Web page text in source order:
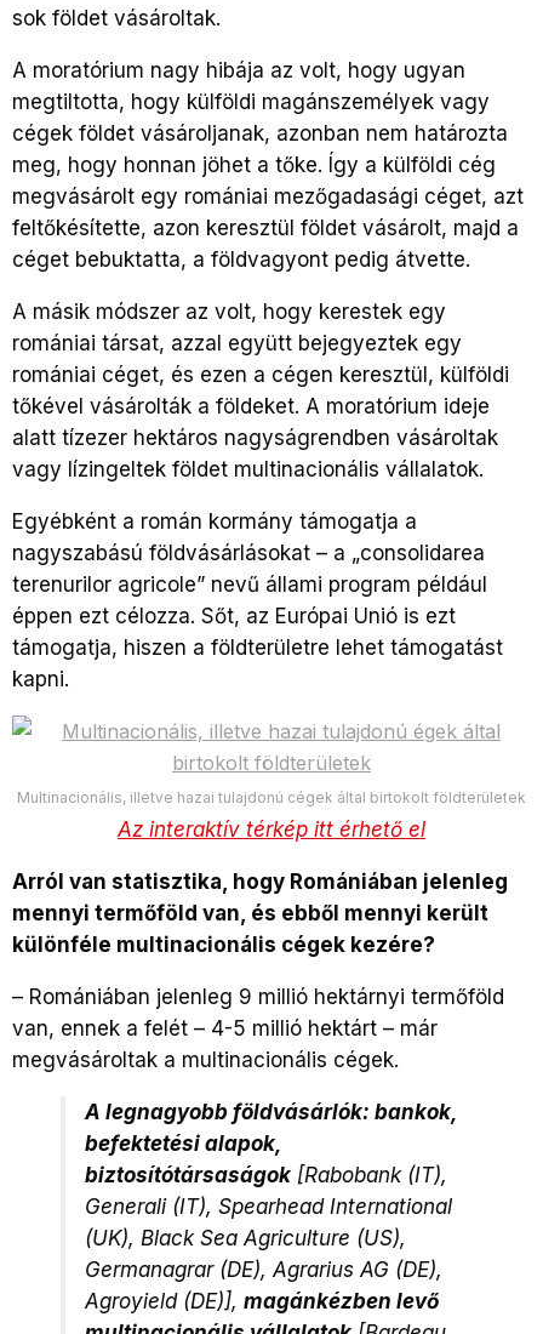
sok földet vásároltak.
A moratórium nagy hibája az volt, hogy ugyan
megtiltotta, hogy külföldi magánszemélyek vagy
cégek földet vásároljanak, azonban nem határozta
meg, hogy honnan jöhet a tőke. Így a külföldi cég
megvásárolt egy romániai mezőgadasági céget, azt
feltőkésítette, azon keresztül földet vásárolt, majd a
céget bebuktatta, a földvagyont pedig átvette.
A másik módszer az volt, hogy kerestek egy
romániai társat, azzal együtt bejegyeztek egy
romániai céget, és ezen a cégen keresztül, külföldi
tőkével vásárolták a földeket. A moratórium ideje
alatt tízezer hektáros nagyságrendben vásároltak
vagy lízingeltek földet multinacionális vállalatok.
Egyébként a román kormány támogatja a
nagyszabású földvásárlásokat – a „consolidarea
terenurilor agricole” nevű állami program például
éppen ezt célozza. Sőt, az Európai Unió is ezt
támogatja, hiszen a földterületre lehet támogatást
kapni.
Multinacionális, illetve hazai tulajdonú cégek által birtokolt földterületek
Az interaktív térkép itt érhető el
Arról van statisztika, hogy Romániában jelenleg
mennyi termőföld van, és ebből mennyi került
különféle multinacionális cégek kezére?
– Romániában jelenleg 9 millió hektárnyi termőföld
van, ennek a felét – 4-5 millió hektárt – már
megvásároltak a multinacionális cégek.
A legnagyobb földvásárlók: bankok,
befektetési alapok,
biztosítótársaságok [Rabobank (IT),
Generali (IT), Spearhead International
(UK), Black Sea Agriculture (US),
Germanagrar (DE), Agrarius AG (DE),
Agroyield (DE)], magánkézben levő